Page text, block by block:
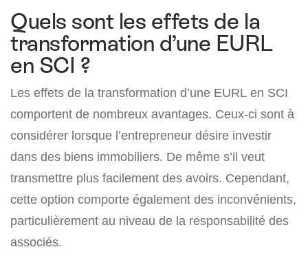
Quels sont les effets de la
transformation d’une EURL
en SCI ?
Les effets de la transformation d’une EURL en SCI
comportent de nombreux avantages. Ceux-ci sont à
considérer lorsque l’entrepreneur désire investir
dans des biens immobiliers. De même s’il veut
transmettre plus facilement des avoirs. Cependant,
cette option comporte également des inconvénients,
particulièrement au niveau de la responsabilité des
associés.